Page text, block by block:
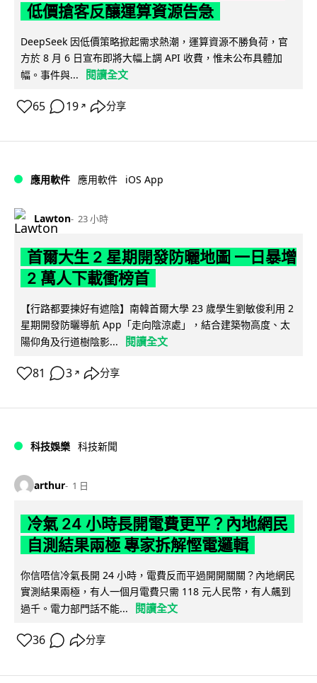
低價搶客反釀運算資源告急
DeepSeek 因低價策略掀起需求熱潮，運算資源不勝負荷，官
方於 8 月 6 日宣布即將大幅上調 API 收費，惟未公布具體加
幅。事件與...
閱讀全文
65 19 ↗ 分享
應用軟件 應用軟件 iOS App
Lawton 23 小時
首爾大生 2 星期開發防曬地圖 一日暴增
2 萬人下載衝榜首
【行路都要揀好有遮陰】南韓首爾大學 23 歲學生劉敏俊利用 2
星期開發防曬導航 App「走向陰涼處」，結合建築物高度、太
陽仰角及行道樹陰影...
閱讀全文
81 3 ↗ 分享
科技娛樂 科技新聞
arthur 1 日
冷氣 24 小時長開電費更平？內地網民
自測結果兩極 專家拆解慳電邏輯
你信唔信冷氣長開 24 小時，電費反而平過開開關關？內地網民
實測結果兩極，有人一個月電費只需 118 元人民幣，有人飆到
過千。電力部門話不能...
閱讀全文
36 分享